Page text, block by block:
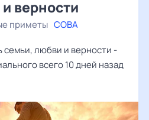
верности
приметы СОВА
любви и верности -
всего 10 дней назад